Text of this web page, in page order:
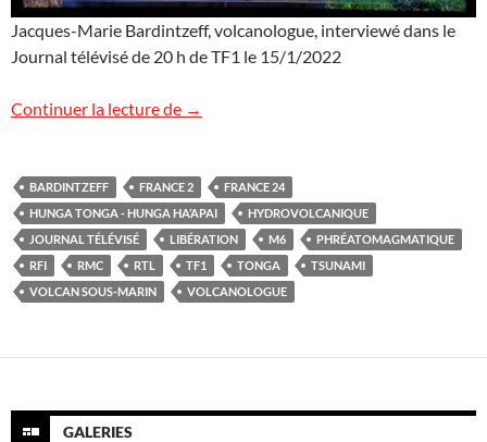
Jacques-Marie Bardintzeff, volcanologue, interviewé dans le
Journal télévisé de 20 h de TF1 le 15/1/2022
Continuer la lecture de Volcan Hunga Tonga – Hunga Ha’apai
→
BARDINTZEFF FRANCE 2
FRANCE 24
HUNGA TONGA - HUNGA HA’APAI
HYDROVOLCANIQUE
JOURNAL TÉLÉVISÉ
LIBÉRATION M6
PHRÉATOMAGMATIQUE
RFI
RMC RTL TF1 TONGA
TSUNAMI
VOLCAN SOUS-MARIN
VOLCANOLOGUE
GALERIES